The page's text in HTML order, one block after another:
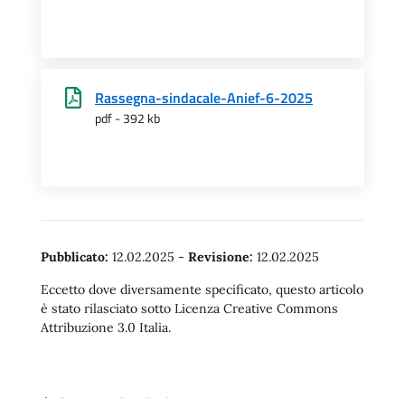
Rassegna-sindacale-Anief-6-2025
pdf - 392 kb
Pubblicato: 12.02.2025 - Revisione: 12.02.2025
Eccetto dove diversamente specificato, questo articolo
è stato rilasciato sotto Licenza Creative Commons
Attribuzione 3.0 Italia.